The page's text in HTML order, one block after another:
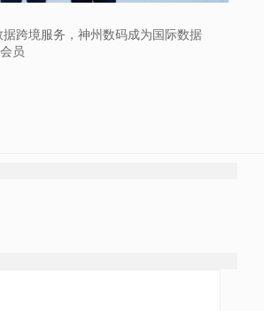
跨境服务，神州数码成为国际数据
员